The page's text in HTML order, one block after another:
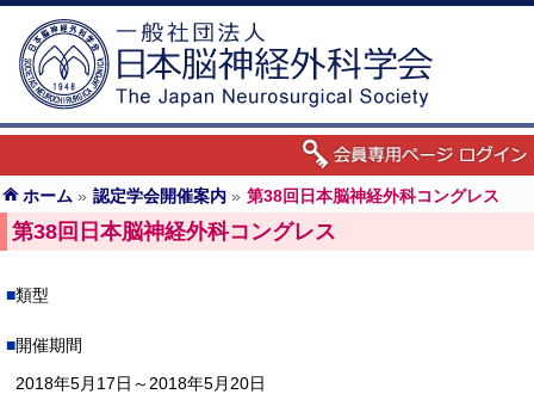
ホーム » 認定学会開催案内 » 第38回日本脳神経外科コングレス
第38回日本脳神経外科コングレス
類型
開催期間
2018年5月17日～2018年5月20日